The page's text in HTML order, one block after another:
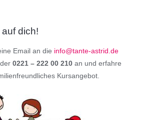
dich!
Email an die info@tante-astrid.de
0221 – 222 00 210 an und erfahre
Kursangebot.